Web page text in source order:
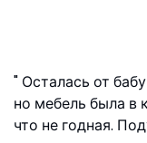
Осталась от
но мебель была в
что не годная.